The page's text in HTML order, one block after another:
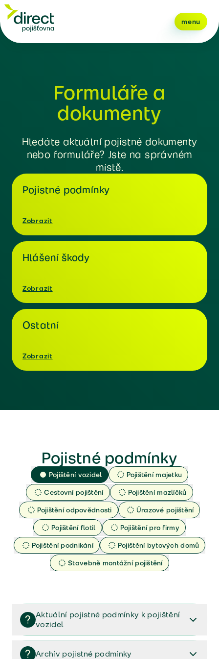
menu
Formuláře a
dokumenty
Hledáte aktuální pojistné dokumenty
nebo formuláře? Jste na správném
místě.
Pojistné podmínky
Zobrazit
Hlášení škody
Zobrazit
Ostatní
Zobrazit
Pojistné podmínky
Pojištění vozidel
Pojištění majetku
Cestovní pojištění
Pojištění mazlíčků
Pojištění odpovědnosti
Úrazové pojištění
Pojištění flotil
Pojištění pro firmy
Pojištění podnikání
Pojištění bytových domů
Stavebně montážní pojištění
Aktuální pojistné podmínky k pojištění
vozidel
Pojištění vozidel/Pojistné podmínky a vše důležité ke
smlouvě (PDF)
Archív pojistné podmínky